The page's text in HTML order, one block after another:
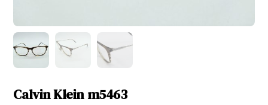
Calvin Klein m5463